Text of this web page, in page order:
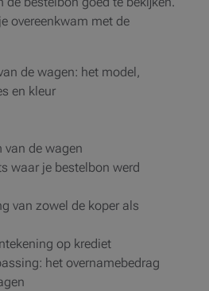
overeenkwam met de
de wagen: het model,
en kleur
van de wagen
waar je bestelbon werd
van zowel de koper als
op krediet
het overnamebedrag